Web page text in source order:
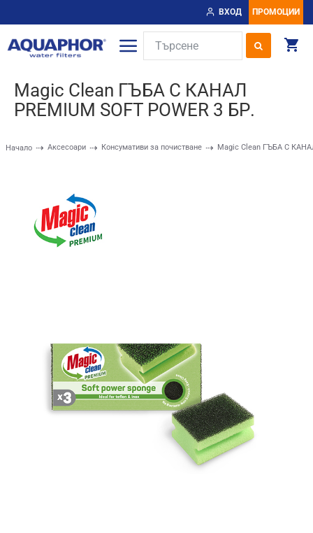
ВХОД ПРОМОЦИИ
Начало Аксесоари Консумативи за почистване Magic Clean ГЪБА С
Magic Clean ГЪБА С КАНАЛ
PREMIUM SOFT POWER 3 БР.